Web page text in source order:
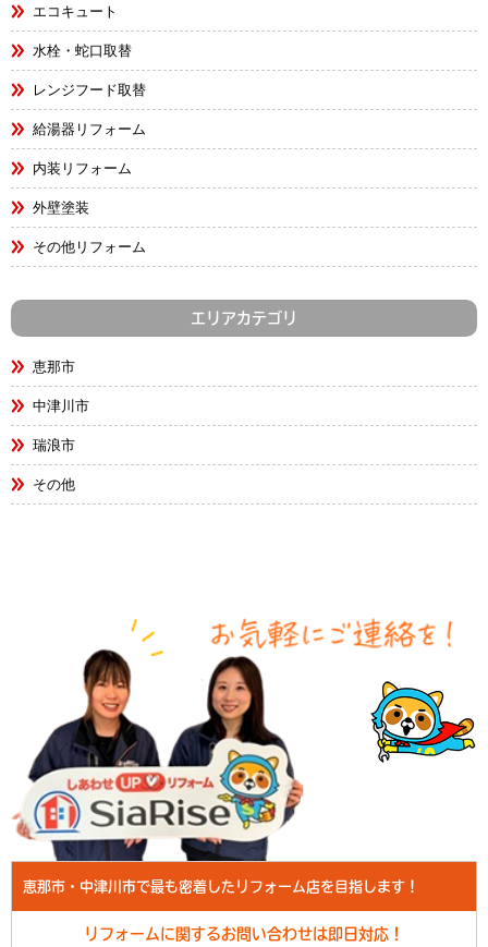
エコキュート
水栓・蛇口取替
レンジフード取替
給湯器リフォーム
内装リフォーム
外壁塗装
その他リフォーム
エリアカテゴリ
恵那市
中津川市
瑞浪市
その他
恵那市・中津川市で最も密着したリフォーム店を目指します！
リフォームに関するお問い合わせは即日対応！